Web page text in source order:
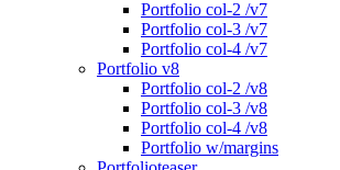
Portfolio col-2 /v7
Portfolio col-3 /v7
Portfolio col-4 /v7
Portfolio v8
Portfolio col-2 /v8
Portfolio col-3 /v8
Portfolio col-4 /v8
Portfolio w/margins